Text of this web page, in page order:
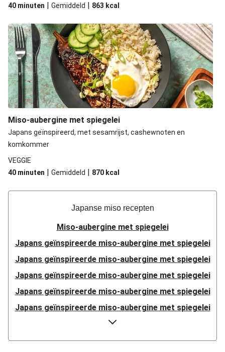
40 minuten | Gemiddeld | 863 kcal
Miso-aubergine met spiegelei
Japans geïnspireerd, met sesamrijst, cashewnoten en
komkommer
VEGGIE
40 minuten | Gemiddeld | 870 kcal
Japanse miso recepten
Miso-aubergine met spiegelei
Japans geïnspireerde miso-aubergine met spiegelei
Japans geïnspireerde miso-aubergine met spiegelei
Japans geïnspireerde miso-aubergine met spiegelei
Japans geïnspireerde miso-aubergine met spiegelei
Japans geïnspireerde miso-aubergine met spiegelei
Miso-aubergine uit de oven met spiegelei en rijst
Miso-aubergine uit de oven met spiegelei en rijst